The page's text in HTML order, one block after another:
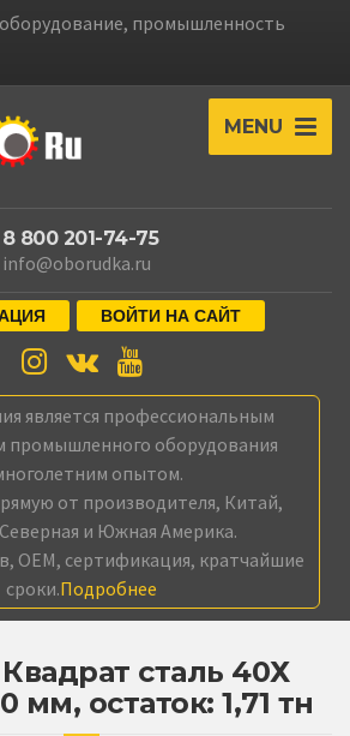
промышленность
MENU
8 800 201-74-75
info@oborudka.ru
ВОЙТИ НА САЙТ
промышленного оборудования
опытом.
от производителя, Китай,
и Южная Америка.
OEM, сертификация, кратчайшие
сроки.Подробнее
сталь 40Х
мм, остаток: 1,71 тн